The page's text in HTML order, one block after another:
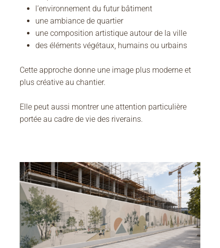
l’environnement du futur bâtiment
une ambiance de quartier
une composition artistique autour de la ville
des éléments végétaux, humains ou urbains
Cette approche donne une image plus moderne et
plus créative au chantier.
Elle peut aussi montrer une attention particulière
portée au cadre de vie des riverains.